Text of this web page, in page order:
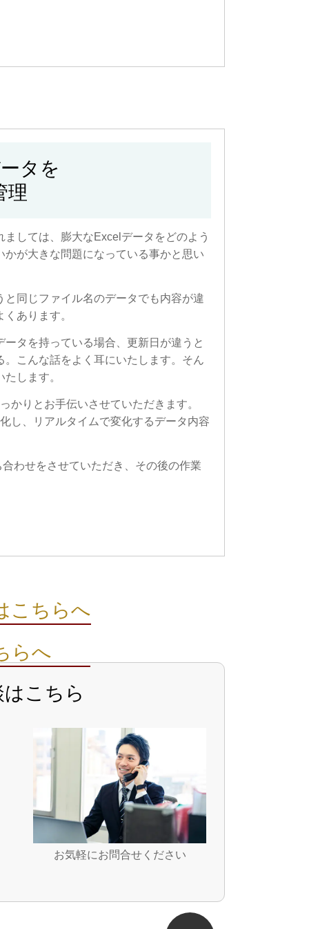
タを
理
ましては、膨大なExcelデータをどのよう
かが大きな問題になっている事かと思い
と同じファイル名のデータでも内容が違
あります。
ータを持っている場合、更新日が違うと
。こんな話をよく耳にいたします。そん
します。
かりとお手伝いさせていただきます。
し、リアルタイムで変化するデータ内容
わせをさせていただき、その後の作業
こちらへ
ちらへ
こちら
お気軽にお問合せください